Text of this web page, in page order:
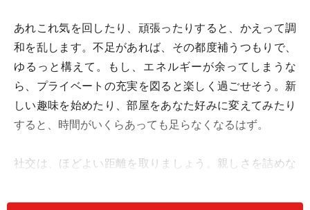
あれこれ気を回したり、頑張ったりすると、かえって調
和を乱します。不足があれば、その都度補うつもりで、
ゆるっと構えて。もし、エネルギーが余ってしまうな
ら、プライベートの充実を図ると楽しく過ごせそう。新
しい趣味を始めたり、部屋をあなた好みに変えてみたり
すると、時間がいくらあっても足らなくなるはず。
社交は、ほどよい距離を取りましょう。親しさを詰めな